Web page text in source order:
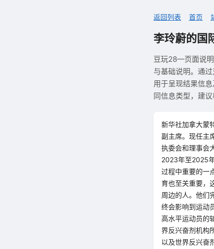
返回列表 首页
李玲蔚的国
豆玩28—页面说明
与基础说明。通
用于呈现结果信
同信息类型，建
新华社加拿大蒙
副主席。现任主
执委会和理事会
2023年至2025
过程中重要的一
育也至关重要，
周边的人。他们
终会影响到运动
高水平运动员的
界反兴奋剂机构
以及世界反兴奋